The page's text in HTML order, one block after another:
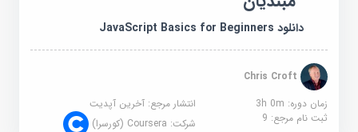
دانلود JavaScript Basics for Beginners
Chris Croft
زمان دوره: 3h 0m
انتشار مرجع:آخرین آپدیت
ثبت نام مرجع:9 شرکت:Coursera (کورسرا)